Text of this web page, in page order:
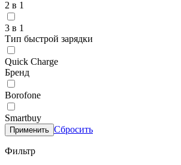
2 в 1
3 в 1
Тип быстрой зарядки
Quick Charge
Бренд
Borofone
Smartbuy
Применить Сбросить
Фильтр